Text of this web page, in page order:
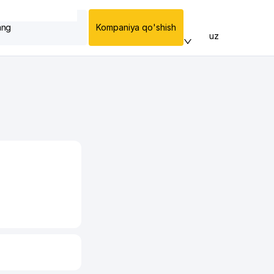
Kompaniya qo'shish
uz